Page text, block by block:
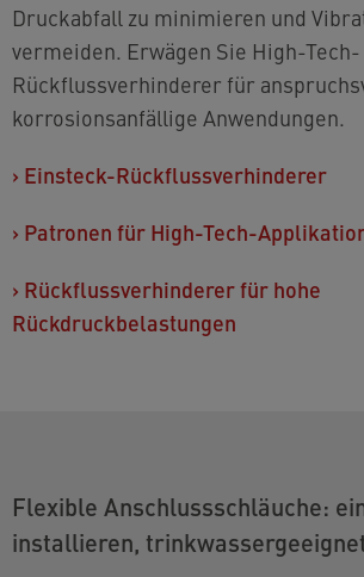
Druckabfall zu minimieren und
vermeiden. Erwägen Sie High-Tech-
Rückflussverhinderer für
korrosionsanfällige Anwendungen.
› Einsteck-Rückflussverhinderer
› Patronen für High-Tech-
› Rückflussverhinderer für hohe
Rückdruckbelastungen
Flexible Anschlussschläuche:
installieren,